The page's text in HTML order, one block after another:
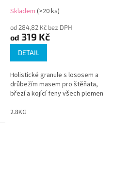
Skladem (>20 ks)
od 284,82 Kč bez DPH
od 319 Kč
DETAIL
Holistické granule s lososem a
drůbežím masem pro štěňata,
březí a kojící feny všech plemen
2.8KG